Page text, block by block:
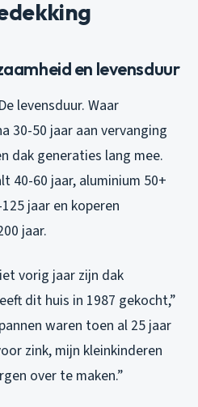
en levensduur
levensduur. Waar
30-50 jaar aan vervanging
dak generaties lang mee.
40-60 jaar, aluminium 50+
jaar en koperen
jaar.
vorig jaar zijn dak
dit huis in 1987 gekocht,”
waren toen al 25 jaar
zink, mijn kleinkinderen
over te maken.”